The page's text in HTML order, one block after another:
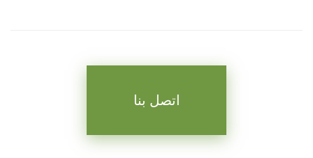
اتصل بنا